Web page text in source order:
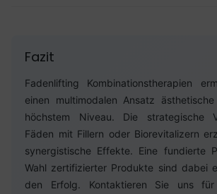
Fazit
Fadenlifting Kombinationstherapien
einen multimodalen Ansatz
höchstem Niveau. Die strategische
Fäden mit Fillern oder Biorevitalizern
synergistische Effekte. Eine fundierte
Wahl zertifizierter Produkte sind dabei
den Erfolg. Kontaktieren Sie uns